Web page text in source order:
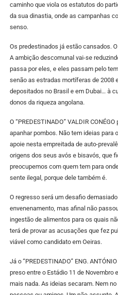
caminho que viola os estatutos do
da sua dinastia, onde as campanhas
senso.
Os predestinados já estão cansados.
A ambição descomunal vai-se
passa por eles, e eles passam pelo
senão as estradas mortíferas de 2008
depositados no Brasil e em Dubai… à
donos da riqueza angolana.
O “PREDESTINADO” VALDIR
apanhar pombos. Não tem ideias para
apoie nesta empreitada de auto-
origens dos seus avós e bisavós, que
preocupemos com quem tem para
sente ilegal, porque dele também é.
O regresso será um desafio
envenenamento, mas afinal não
ingestão de alimentos para os quais
terá de provar as acusações que fez
viável como candidato em Oeiras.
Já o “PREDESTINADO” ENG.
preso entre o Estádio 11 de Novembro
mais nada. As ideias secaram. Nem